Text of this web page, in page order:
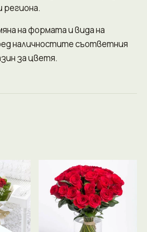
региона.
на формата и вида на
наличностите съответния
за цветя.